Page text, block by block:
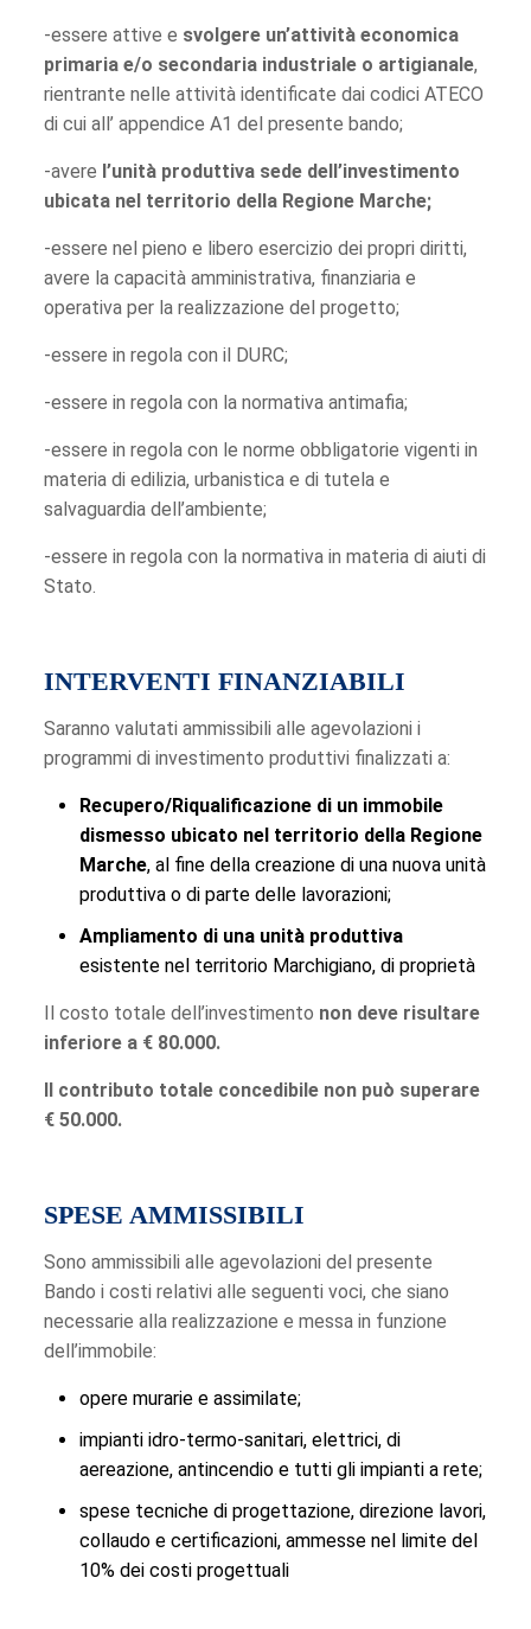
-essere attive e svolgere un’attività economica
primaria e/o secondaria industriale o artigianale,
rientrante nelle attività identificate dai codici ATECO
di cui all’ appendice A1 del presente bando;
-avere l’unità produttiva sede dell’investimento
ubicata nel territorio della Regione Marche;
-essere nel pieno e libero esercizio dei propri diritti,
avere la capacità amministrativa, finanziaria e
operativa per la realizzazione del progetto;
-essere in regola con il DURC;
-essere in regola con la normativa antimafia;
-essere in regola con le norme obbligatorie vigenti in
materia di edilizia, urbanistica e di tutela e
salvaguardia dell’ambiente;
-essere in regola con la normativa in materia di aiuti di
Stato.
INTERVENTI FINANZIABILI
Saranno valutati ammissibili alle agevolazioni i
programmi di investimento produttivi finalizzati a:
Recupero/Riqualificazione di un immobile
dismesso ubicato nel territorio della Regione
Marche, al fine della creazione di una nuova unità
produttiva o di parte delle lavorazioni;
Ampliamento di una unità produttiva
esistente nel territorio Marchigiano, di proprietà
Il costo totale dell’investimento non deve risultare
inferiore a € 80.000.
Il contributo totale concedibile non può superare
€ 50.000.
SPESE AMMISSIBILI
Sono ammissibili alle agevolazioni del presente
Bando i costi relativi alle seguenti voci, che siano
necessarie alla realizzazione e messa in funzione
dell’immobile:
opere murarie e assimilate;
impianti idro-termo-sanitari, elettrici, di
aereazione, antincendio e tutti gli impianti a rete;
spese tecniche di progettazione, direzione lavori,
collaudo e certificazioni, ammesse nel limite del
10% dei costi progettuali